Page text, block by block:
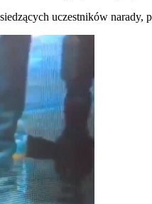
uczestników narady,